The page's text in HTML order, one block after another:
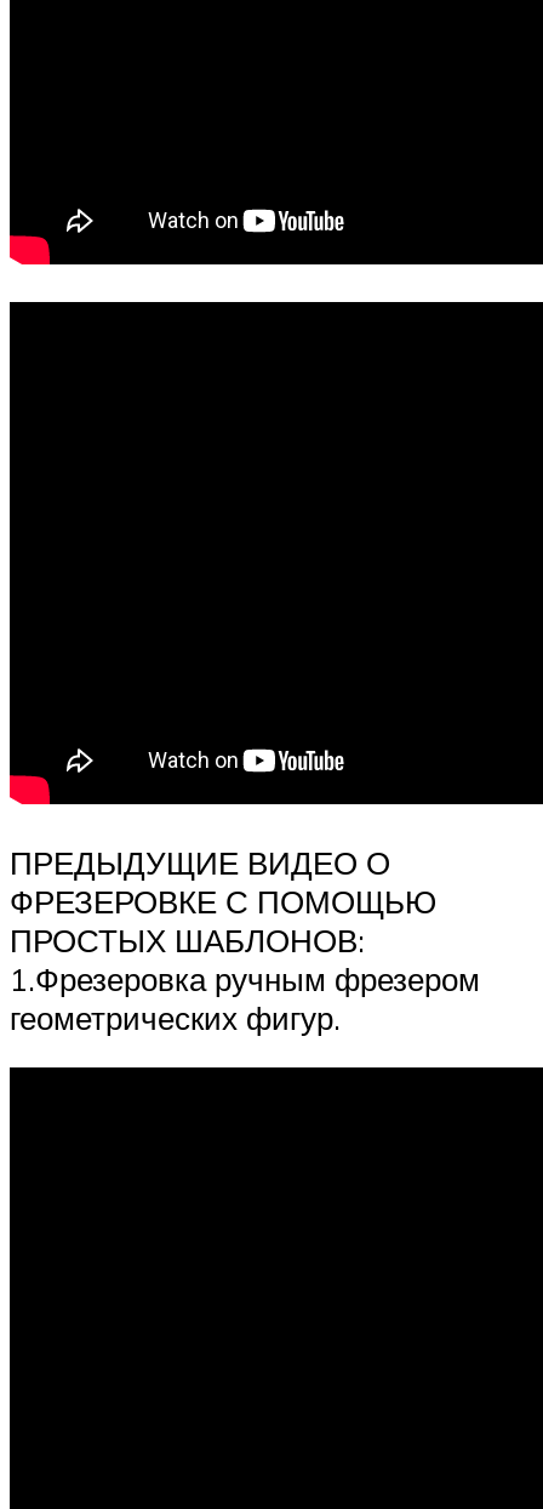
ПРЕДЫДУЩИЕ ВИДЕО О
ФРЕЗЕРОВКЕ С ПОМОЩЬЮ
ПРОСТЫХ ШАБЛОНОВ:
1.Фрезеровка ручным фрезером
геометрических фигур.